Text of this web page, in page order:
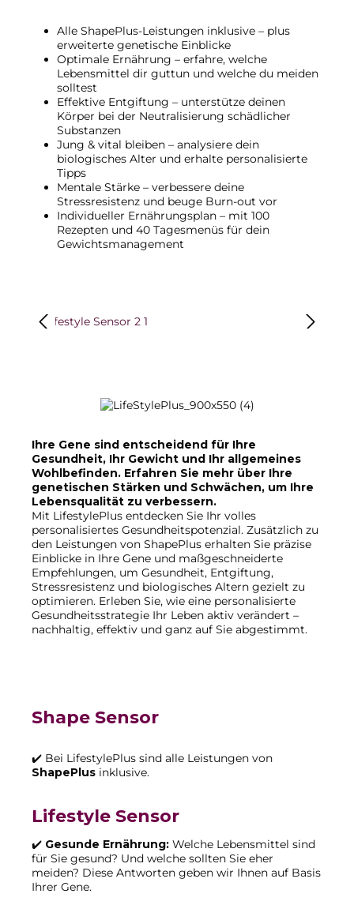
Alle ShapePlus-Leistungen inklusive – plus
erweiterte genetische Einblicke
Optimale Ernährung – erfahre, welche
Lebensmittel dir guttun und welche du meiden
solltest
Effektive Entgiftung – unterstütze deinen
Körper bei der Neutralisierung schädlicher
Substanzen
Jung & vital bleiben – analysiere dein
biologisches Alter und erhalte personalisierte
Tipps
Mentale Stärke – verbessere deine
Stressresistenz und beuge Burn-out vor
Individueller Ernährungsplan – mit 100
Rezepten und 40 Tagesmenüs für dein
Gewichtsmanagement
Bildergalerie überspringen
Ihre Gene sind entscheidend für Ihre
Gesundheit, Ihr Gewicht und Ihr allgemeines
Wohlbefinden. Erfahren Sie mehr über Ihre
genetischen Stärken und Schwächen, um Ihre
Lebensqualität zu verbessern.
Mit LifestylePlus entdecken Sie Ihr volles
personalisiertes Gesundheitspotenzial. Zusätzlich zu
den Leistungen von ShapePlus erhalten Sie präzise
Einblicke in Ihre Gene und maßgeschneiderte
Empfehlungen, um Gesundheit, Entgiftung,
Stressresistenz und biologisches Altern gezielt zu
optimieren. Erleben Sie, wie eine personalisierte
Gesundheitsstrategie Ihr Leben aktiv verändert –
nachhaltig, effektiv und ganz auf Sie abgestimmt.
Shape Sensor
✔️ Bei LifestylePlus sind alle Leistungen von
ShapePlus inklusive.
Lifestyle Sensor
✔️ Gesunde Ernährung: Welche Lebensmittel sind
für Sie gesund? Und welche sollten Sie eher
meiden? Diese Antworten geben wir Ihnen auf Basis
Ihrer Gene.